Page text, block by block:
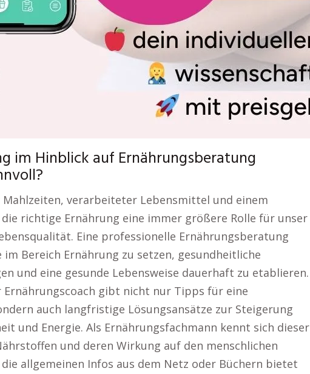
im Hinblick auf Ernährungsberatung
verarbeiteter Lebensmittel und einem
richtige Ernährung eine immer größere Rolle für unser
Eine professionelle Ernährungsberatung
Bereich Ernährung zu setzen, gesundheitliche
und eine gesunde Lebensweise dauerhaft zu etablieren.
Ernährungscoach gibt nicht nur Tipps für eine
auch langfristige Lösungsansätze zur Steigerung
und Energie. Als Ernährungsfachmann kennt sich dieser
und deren Wirkung auf den menschlichen
allgemeinen Infos aus dem Netz oder Büchern bietet